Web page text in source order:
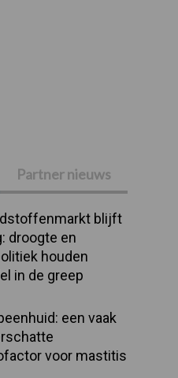
Partner nieuws
blijft
droogte en
houden
in de greep
een vaak
voor mastitis